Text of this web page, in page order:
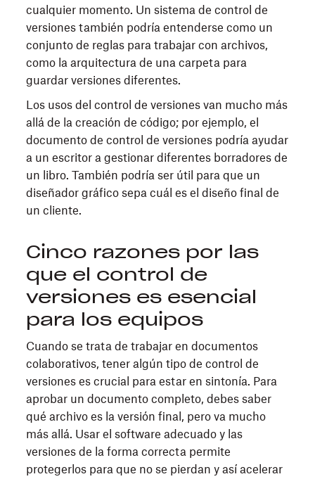
cualquier momento. Un sistema de control de
versiones también podría entenderse como un
conjunto de reglas para trabajar con archivos,
como la arquitectura de una carpeta para
guardar versiones diferentes.
Los usos del control de versiones van mucho más
allá de la creación de código; por ejemplo, el
documento de control de versiones podría ayudar
a un escritor a gestionar diferentes borradores de
un libro. También podría ser útil para que un
diseñador gráfico sepa cuál es el diseño final de
un cliente.
Cinco razones por las
que el control de
versiones es esencial
para los equipos
Cuando se trata de trabajar en documentos
colaborativos, tener algún tipo de control de
versiones es crucial para estar en sintonía. Para
aprobar un documento completo, debes saber
qué archivo es la versión final, pero va mucho
más allá. Usar el software adecuado y las
versiones de la forma correcta permite
protegerlos para que no se pierdan y así acelerar